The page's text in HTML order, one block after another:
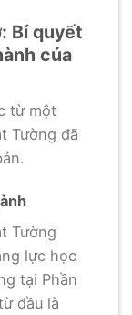
Bí quyết
của
từ một
Tường đã
Tường
lực học
tại Phần
đầu là